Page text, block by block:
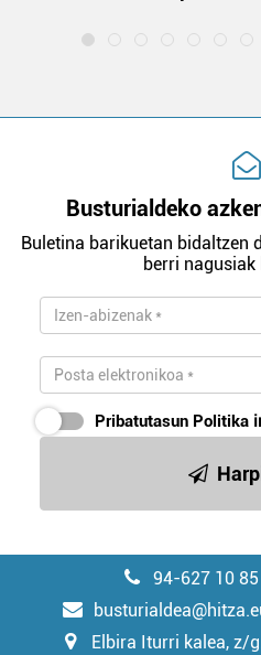
Busturialdeko
Buletina barikuetan bidaltzen
berri nagusiak
Pribatutasun Politika
94-627 10
Elbira Iturri kalea, z/